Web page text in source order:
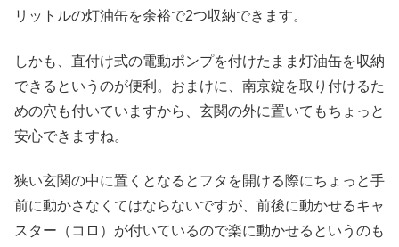
リットルの灯油缶を余裕で2つ収納できます。
しかも、直付け式の電動ポンプを付けたまま灯油缶を収納
できるというのが便利。おまけに、南京錠を取り付けるた
めの穴も付いていますから、玄関の外に置いてもちょっと
安心できますね。
狭い玄関の中に置くとなるとフタを開ける際にちょっと手
前に動かさなくてはならないですが、前後に動かせるキャ
スター（コロ）が付いているので楽に動かせるというのも